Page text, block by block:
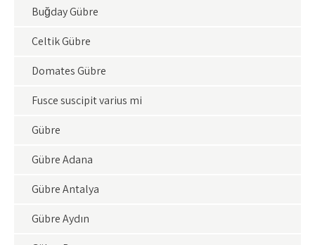
Buğday Gübre
Çeltik Gübre
Domates Gübre
Fusce suscipit varius mi
Gübre
Gübre Adana
Gübre Antalya
Gübre Aydın